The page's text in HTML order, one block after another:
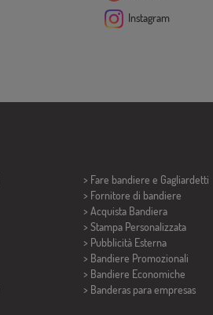
Instagram
> Fare bandiere e Gagliardetti
> Fornitore di bandiere
> Acquista Bandiera
> Stampa Personalizzata
> Pubblicità Esterna
> Bandiere Promozionali
> Bandiere Economiche
> Banderas para empresas